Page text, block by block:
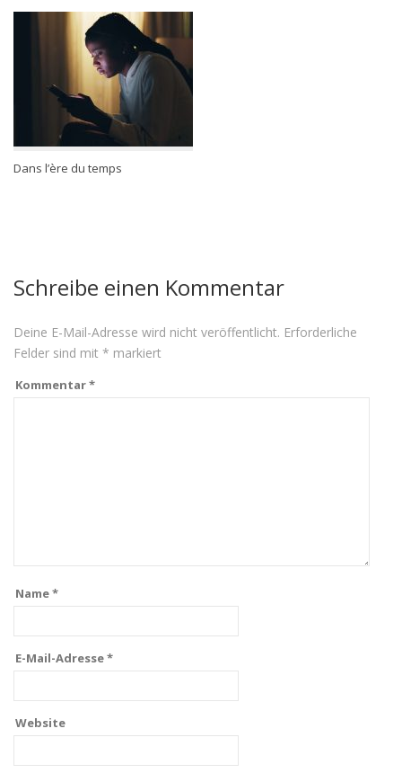
Dans l’ère du temps
Schreibe einen Kommentar
Deine E-Mail-Adresse wird nicht veröffentlicht. Erforderliche
Felder sind mit * markiert
Kommentar*
Name*
E-Mail-Adresse*
Website